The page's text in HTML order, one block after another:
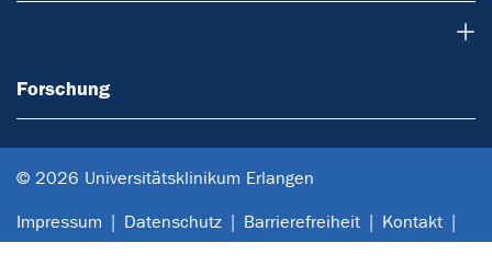
Forschung
© 2026 Universitätsklinikum Erlangen
Impressum Datenschutz Barrierefreiheit
Kontakt